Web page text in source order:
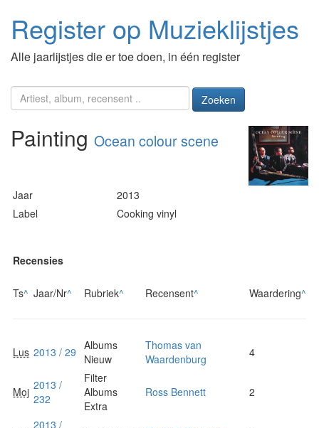
Register op Muzieklijstjes
Alle jaarlijstjes die er toe doen, in één register
Zoeken
Painting Ocean colour scene
Jaar
2013
Label
Cooking vinyl
Recensies
Ts^ Jaar/Nr^ Rubriek^ Recensent^ Waardering^
Lus 2013 / 29 Albums
Nieuw
Thomas van
Waardenburg
4
Moj 2013 /
232
Filter
Albums
Extra
Ross Bennett 2
2013 /